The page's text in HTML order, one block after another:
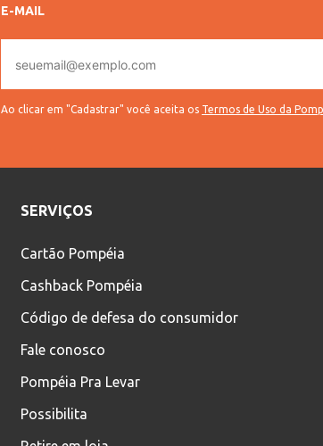
E-MAIL
mail
Ao clicar em "Cadastrar" você aceita os Termos de Uso da
SERVIÇOS
Cartão Pompéia
Cashback Pompéia
Código de defesa do consumidor
Fale conosco
Pompéia Pra Levar
Possibilita